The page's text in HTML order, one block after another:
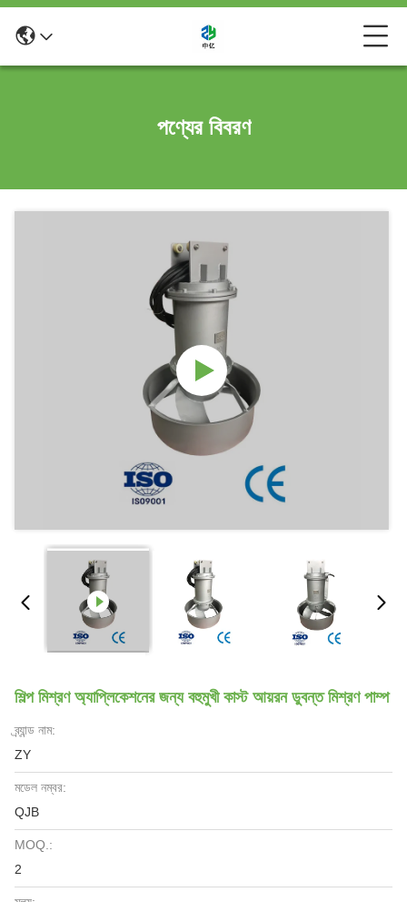
পণ্যের বিবরণ
শিল্প মিশ্রণ অ্যাপ্লিকেশনের জন্য বহুমুখী কাস্ট আয়রন ডুবন্ত মিশ্রণ পাম্প
ব্র্যান্ড নাম:
ZY
মডেল নম্বর:
QJB
MOQ.:
2